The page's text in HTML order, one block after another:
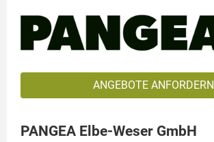
ANGEBOTE ANFORDERN
PANGEA Elbe-Weser GmbH